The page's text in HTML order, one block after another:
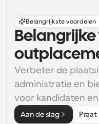
Belangrijkste voordelen
Verbeter de
administratie en
voor kandidaten
Aan de slag Praat